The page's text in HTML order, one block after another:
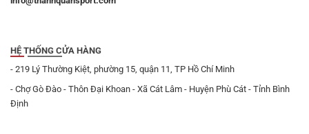
HỆ THỐNG CỬA HÀNG
- 219 Lý Thường Kiệt, phường 15, quận 11, TP Hồ Chí Minh
- Chợ Gò Đào - Thôn Đại Khoan - Xã Cát Lâm - Huyện Phù Cát - Tỉnh Bình
Định